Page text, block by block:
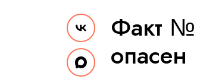
Факт №
опасен